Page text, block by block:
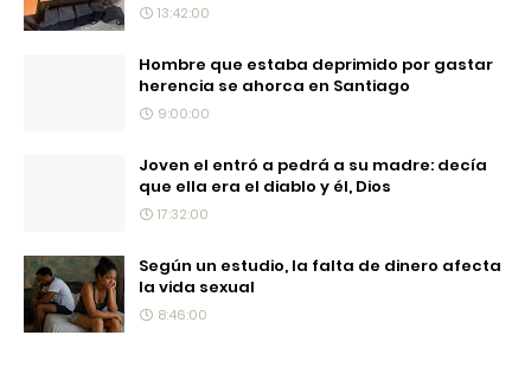
13:42:00
Hombre que estaba deprimido por gastar
herencia se ahorca en Santiago
9:00:00
Joven el entró a pedrá a su madre: decía
que ella era el diablo y él, Dios
17:32:00
Según un estudio, la falta de dinero afecta
la vida sexual
8:46:00